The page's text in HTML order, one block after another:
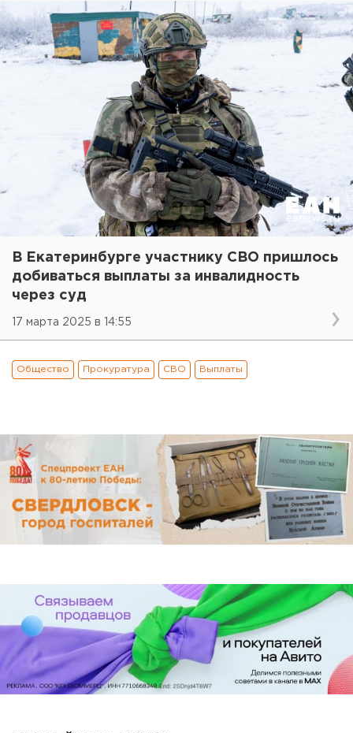
В Екатеринбурге участнику СВО пришлось
добиваться выплаты за инвалидность
через суд
17 марта 2025 в 14:55
Общество Прокуратура СВО Выплаты